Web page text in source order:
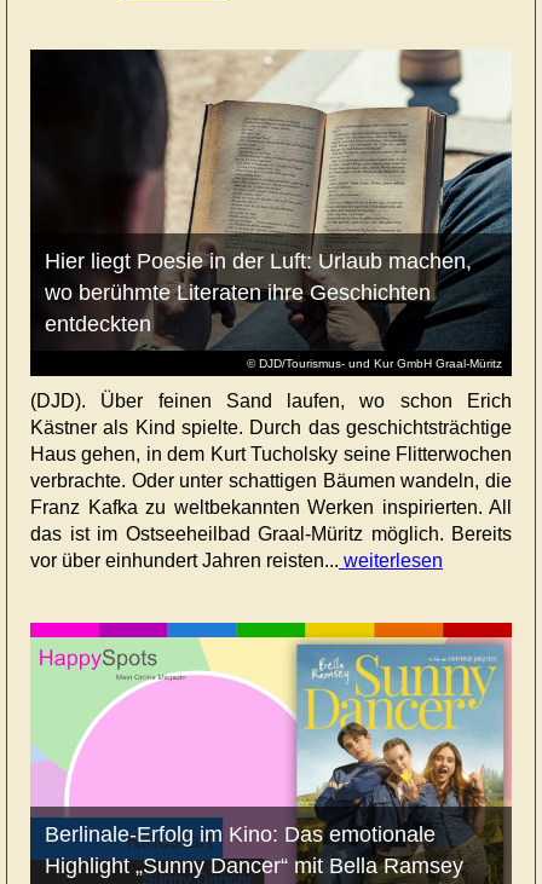
© DJD/Tourismus- und Kur GmbH Graal-Müritz
Hier liegt Poesie in der Luft: Urlaub machen,
wo berühmte Literaten ihre Geschichten
entdeckten
(DJD). Über feinen Sand laufen, wo schon Erich
Kästner als Kind spielte. Durch das geschichtsträchtige
Haus gehen, in dem Kurt Tucholsky seine Flitterwochen
verbrachte. Oder unter schattigen Bäumen wandeln, die
Franz Kafka zu weltbekannten Werken inspirierten. All
das ist im Ostseeheilbad Graal-Müritz möglich. Bereits
vor über einhundert Jahren reisten... weiterlesen
Berlinale-Erfolg im Kino: Das emotionale
Highlight „Sunny Dancer“ mit Bella Ramsey